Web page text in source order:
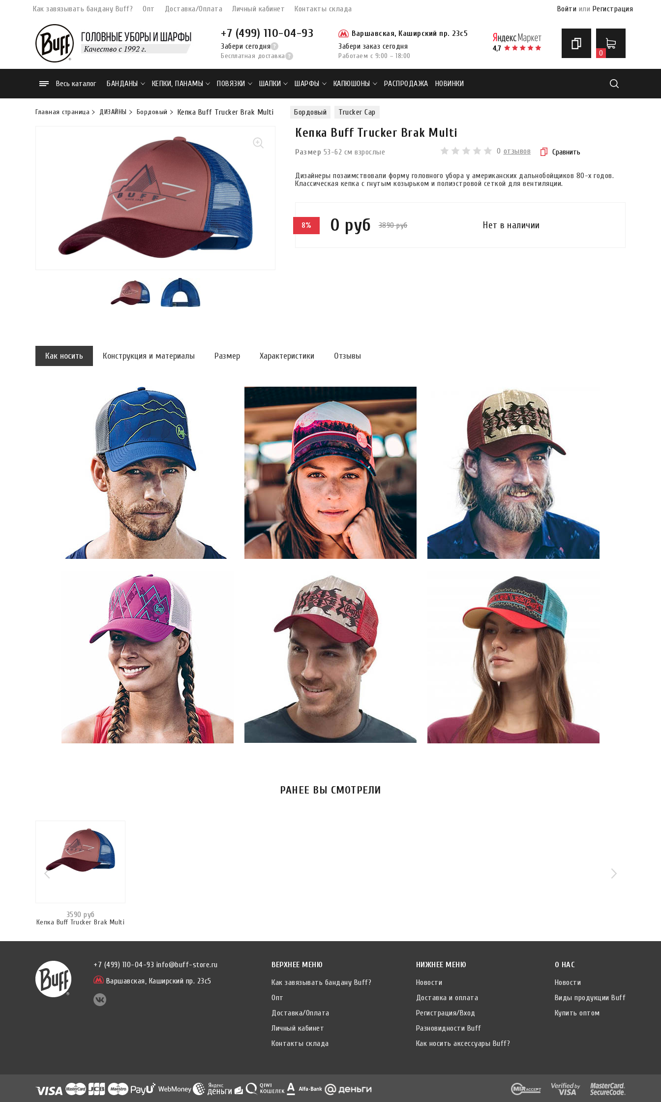
Как завязывать бандану Buff? Опт Доставка/Оплата Личный кабинет Контакты склада Войти или Регистрация
+7 (499) 110-04-93
Забери сегодня
Бесплатная доставка
Варшавская, Каширский пр. 23с5
Забери заказ сегодня
Работаем с 9:00 – 18:00 0
Весь каталог БАНДАНЫ КЕПКИ, ПАНАМЫ ПОВЯЗКИ ШАПКИ ШАРФЫ КАПЮШОНЫ РАСПРОДАЖА НОВИНКИ
Главная страница ДИЗАЙНЫ Бордовый Кепка Buff Trucker Brak Multi Бордовый Trucker Cap
Кепка Buff Trucker Brak Multi
Размер 53-62 см взрослые 0 отзывов Сравнить
Дизайнеры позаимствовали форму головного убора у американских дальнобойщиков 80-х годов.
Классическая кепка с гнутым козырьком и полиэстровой сеткой для вентиляции.
8% 0 руб 3890 руб Нет в наличии
Как носить Конструкция и материалы Размер Характеристики Отзывы
РАНЕЕ ВЫ СМОТРЕЛИ
3590 руб
Кепка Buff Trucker Brak Multi
+7 (499) 110-04-93 info@buff-store.ru
Варшавская, Каширский пр. 23с5
ВЕРХНЕЕ МЕНЮ
Как завязывать бандану Buff?
Опт
Доставка/Оплата
Личный кабинет
Контакты склада
НИЖНЕЕ МЕНЮ
Новости
Доставка и оплата
Регистрация/Вход
Разновидности Buff
Как носить аксессуары Buff?
О НАС
Новости
Виды продукции Buff
Купить оптом